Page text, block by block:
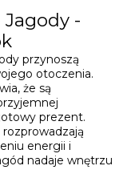
-
przynoszą
otoczenia.
że są
prezent.
energii i
nadaje wnętrzu